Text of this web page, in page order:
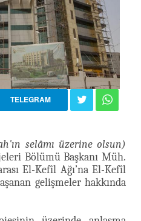
TELEGRAM
selâmı üzerine olsun)
Bölümü Başkanı Müh.
El-Kefîl Ağı’na El-Kefîl
gelişmeler hakkında